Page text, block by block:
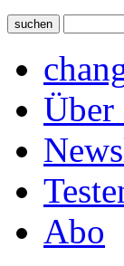
suchen
Über
Abo